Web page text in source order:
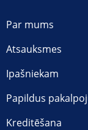
Par mums
Atsauksmes
Ipašniekam
Papildus
Kreditēšana